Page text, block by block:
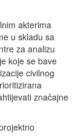
akterima
u skladu sa
za analizu
koje se bave
civilnog
značajne